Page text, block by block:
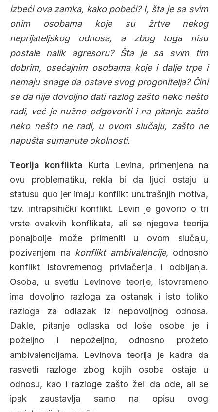
izbeći ova zamka, kako pobeći? I, šta je sa svim
onim osobama koje su žrtve nekog
neprijateljskog odnosa, a zbog toga nisu
postale nalik agresoru? Šta je sa svim tim
dobrim, osećajnim osobama koje i dalje trpe i
nemaju snage da ostave svog progonitelja? Čini
se da nije dovoljno dati razlog zašto neko nešto
radi, već je nužno odgovoriti i na pitanje zašto
neko nešto ne radi, u ovom slučaju, zašto ne
napušta sumanute okolnosti.
Teorija konflikta Kurta Levina, primenjena na
ovu problematiku, rekla bi da ljudi ostaju u
statusu quo jer imaju konflikt unutrašnjih motiva,
tzv. intrapsihički konflikt. Levin je govorio o tri
vrste ovakvih konflikata, ali se njegova teorija
ponajbolje može primeniti u ovom slučaju,
pozivanjem na konflikt ambivalencije, odnosno
konflikt istovremenog privlačenja i odbijanja.
Osoba, u svetlu Levinove teorije, istovremeno
ima dovoljno razloga za ostanak i isto toliko
razloga za odlazak iz nepovoljnog odnosa.
Dakle, pitanje odlaska od loše osobe je i
poželjno i nepoželjno, odnosno prožeto
ambivalencijama. Levinova teorija je kadra da
rasvetli razloge zbog kojih osoba ostaje u
odnosu, kao i razloge zašto želi da ode, ali se
ipak zaustavlja samo na opisu ovog